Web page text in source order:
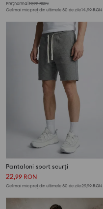
Preț normal19,99RON
Cel mai mic preț din ultimele 30 de zile14,99RON
Pantaloni sport scurți
22,99 RON
Cel mai mic preț din ultimele 30 de zile29,99RON